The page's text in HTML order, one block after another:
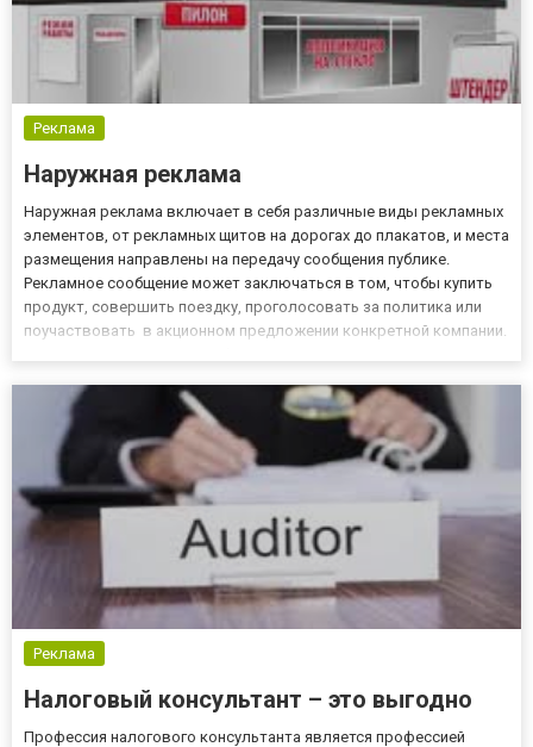
Реклама
Наружная реклама
Наружная реклама включает в себя различные виды рекламных
элементов, от рекламных щитов на дорогах до плакатов, и места
размещения направлены на передачу сообщения публике.
Рекламное сообщение может заключаться в том, чтобы купить
продукт, совершить поездку, проголосовать за политика или
поучаствовать в акционном предложении конкретной компании.
Реклама
Налоговый консультант – это выгодно
Профессия налогового консультанта является профессией